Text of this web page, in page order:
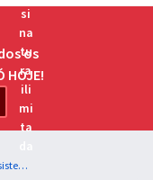
os
HOJE!
HEMOTO - Hemocentro do Estado do Tocantins - Assistente Social (Pré-Edital)